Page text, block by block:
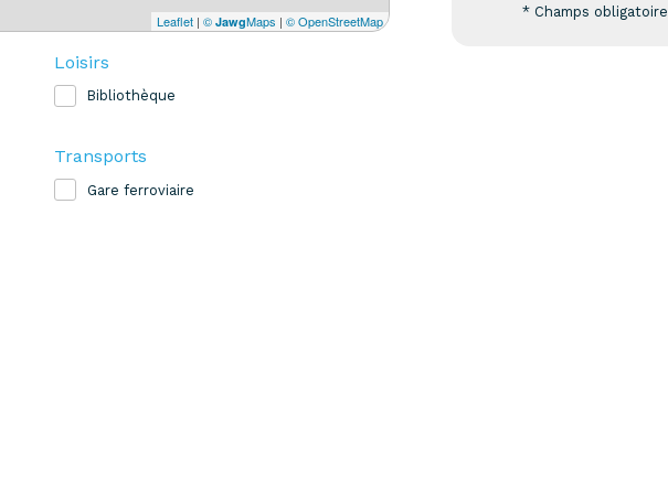
Leaflet | © JawgMaps | © OpenStreetMap
Loisirs
Bibliothèque
Transports
Gare ferroviaire
* Champs